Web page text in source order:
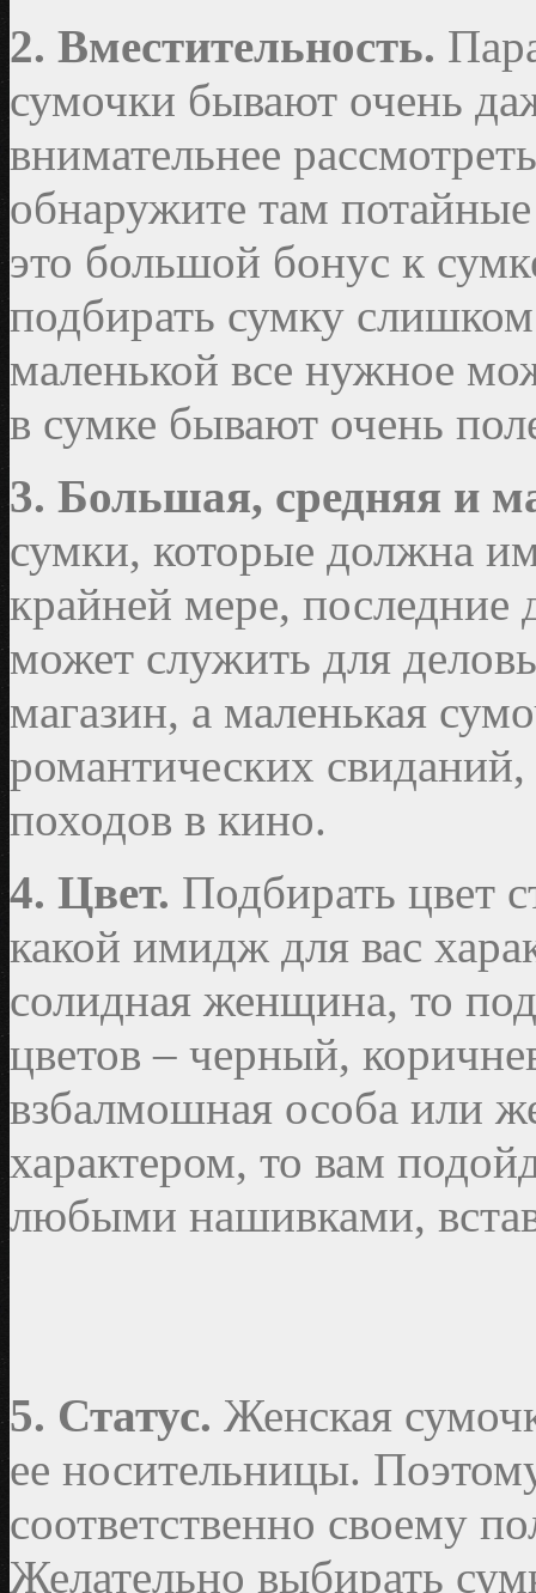
2. Вместительность.
сумочки бывают очень
внимательнее
обнаружите там
это большой бонус к
подбирать сумку
маленькой все нужное
в сумке бывают очень
3. Большая, средняя и
сумки, которые должна
крайней мере, последние
может служить для
магазин, а маленькая
романтических
походов в кино.
4. Цвет. Подбирать цвет
какой имидж для вас
солидная женщина, то
цветов – черный,
взбалмошная особа или
характером, то вам
любыми нашивками,
5. Статус. Женская
ее носительницы.
соответственно своему
Желательно выбирать